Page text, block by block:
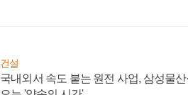
건설
국내외서 속도 붙는 원전 사업, 삼성물